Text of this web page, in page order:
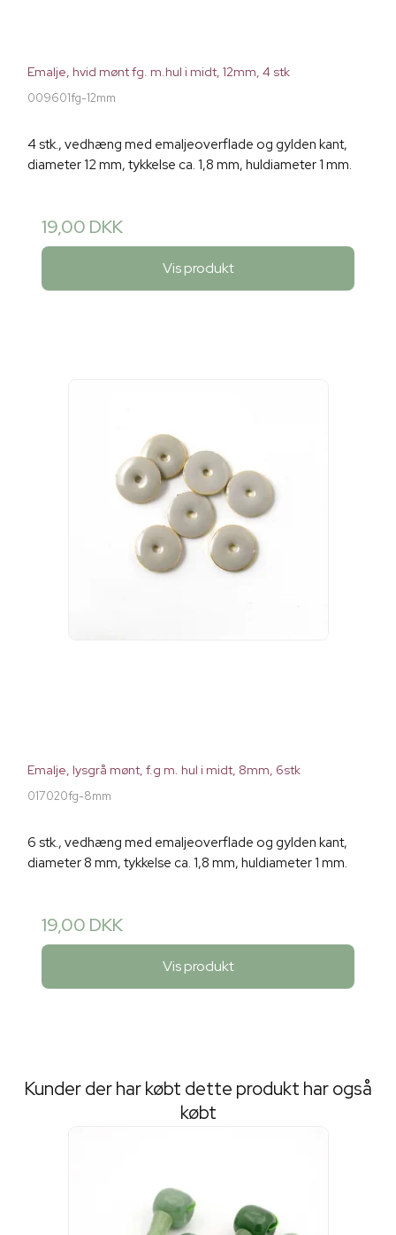
Emalje, hvid mønt fg. m.hul i midt, 12mm, 4 stk
009601fg-12mm
4 stk., vedhæng med emaljeoverflade og gylden kant,
diameter 12 mm, tykkelse ca. 1,8 mm, huldiameter 1 mm.
19,00 DKK
Vis produkt
Emalje, lysgrå mønt, f.g m. hul i midt, 8mm, 6stk
017020fg-8mm
6 stk., vedhæng med emaljeoverflade og gylden kant,
diameter 8 mm, tykkelse ca. 1,8 mm, huldiameter 1 mm.
19,00 DKK
Vis produkt
Kunder der har købt dette produkt har også
købt